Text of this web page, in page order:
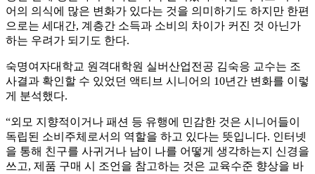
어의 의식에 많은 변화가 있다는 것을 의미하기도 하지만 한편
으로는 세대간, 계층간 소득과 소비의 차이가 커진 것 아닌가
하는 우려가 되기도 한다.
숙명여자대학교 원격대학원 실버산업전공 김숙응 교수는 조
사결과 확인할 수 있었던 액티브 시니어의 10년간 변화를 이렇
게 분석했다.
“외모 지향적이거나 패션 등 유행에 민감한 것은 시니어들이
독립된 소비주체로서의 역할을 하고 있다는 뜻입니다. 인터넷
을 통해 친구를 사귀거나 남이 나를 어떻게 생각하는지 신경을
쓰고, 제품 구매 시 조언을 참고하는 것은 교육수준 향상을 바